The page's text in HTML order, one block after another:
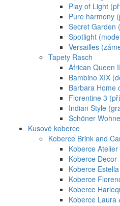
Play of Light
Pure harmony
Secret Garden
Spotlight
Versailles
Tapety Rasch
African Queen
Bambino XIX
Barbara Home
Florentine 3
Indian Style
Schöner
Kusové koberce
Koberce Brink and
Koberce
Koberce Decor
Koberce Estella
Koberce
Koberce
Koberce Laura